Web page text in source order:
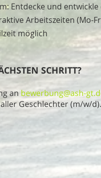
Entdecke und
Arbeitszeiten (Mo-
möglich
SCHRITT?
an bewerbung@ash-
Geschlechter (m/w/d).